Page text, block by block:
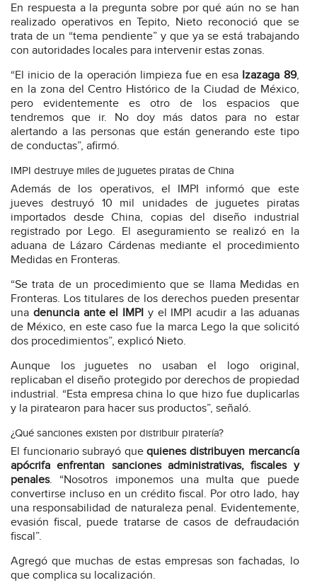
En respuesta a la pregunta sobre por qué aún no se han
realizado operativos en Tepito, Nieto reconoció que se
trata de un “tema pendiente” y que ya se está trabajando
con autoridades locales para intervenir estas zonas.
“El inicio de la operación limpieza fue en esa Izazaga 89,
en la zona del Centro Histórico de la Ciudad de México,
pero evidentemente es otro de los espacios que
tendremos que ir. No doy más datos para no estar
alertando a las personas que están generando este tipo
de conductas”, afirmó.
IMPI destruye miles de juguetes piratas de China
Además de los operativos, el IMPI informó que este
jueves destruyó 10 mil unidades de juguetes piratas
importados desde China, copias del diseño industrial
registrado por Lego. El aseguramiento se realizó en la
aduana de Lázaro Cárdenas mediante el procedimiento
Medidas en Fronteras.
“Se trata de un procedimiento que se llama Medidas en
Fronteras. Los titulares de los derechos pueden presentar
una denuncia ante el IMPI y el IMPI acudir a las aduanas
de México, en este caso fue la marca Lego la que solicitó
dos procedimientos”, explicó Nieto.
Aunque los juguetes no usaban el logo original,
replicaban el diseño protegido por derechos de propiedad
industrial. “Esta empresa china lo que hizo fue duplicarlas
y la piratearon para hacer sus productos”, señaló.
¿Qué sanciones existen por distribuir piratería?
El funcionario subrayó quequienes distribuyen mercancía
apócrifa enfrentan sanciones administrativas, fiscales y
penales. “Nosotros imponemos una multa que puede
convertirse incluso en un crédito fiscal. Por otro lado, hay
una responsabilidad de naturaleza penal. Evidentemente,
evasión fiscal, puede tratarse de casos de defraudación
fiscal”.
Agregó que muchas de estas empresas son fachadas, lo
que complica su localización.